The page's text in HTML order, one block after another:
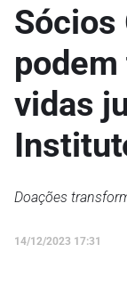
Sócios
vidas
Doações
14/12/2023 17:31